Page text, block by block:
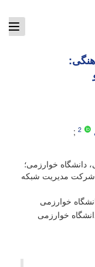
2
دانشگاه خوارزمی؛
شرکت مدیریت شبکه
خوارزمی
خوارزمی